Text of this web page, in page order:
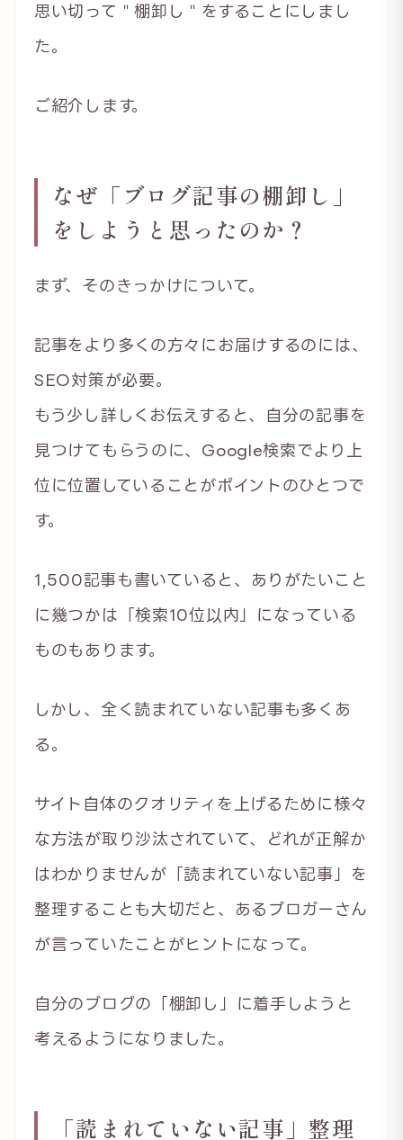
思い切って＂棚卸し＂をすることにしまし
た。
ご紹介します。
なぜ「ブログ記事の棚卸し」
をしようと思ったのか？
まず、そのきっかけについて。
記事をより多くの方々にお届けするのには、
SEO対策が必要。
もう少し詳しくお伝えすると、自分の記事を
見つけてもらうのに、Google検索でより上
位に位置していることがポイントのひとつで
す。
1,500記事も書いていると、ありがたいこと
に幾つかは「検索10位以内」になっている
ものもあります。
しかし、全く読まれていない記事も多くあ
る。
サイト自体のクオリティを上げるために様々
な方法が取り沙汰されていて、どれが正解か
はわかりませんが「読まれていない記事」を
整理することも大切だと、あるブロガーさん
が言っていたことがヒントになって。
自分のブログの「棚卸し」に着手しようと
考えるようになりました。
「読まれていない記事」整理